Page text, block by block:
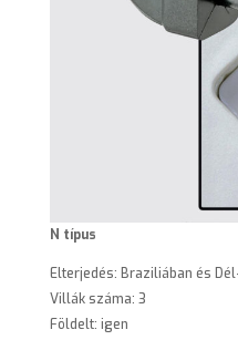
N típus
Elterjedés: Braziliában és
Villák száma: 3
Földelt: igen